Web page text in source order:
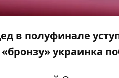
в полуфинале
украинка